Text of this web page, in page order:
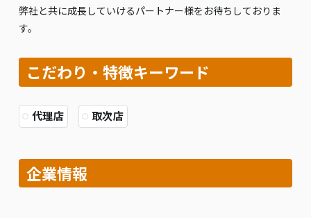
弊社と共に成長していけるパートナー様をお待ちしておりま
す。
こだわり・特徴キーワード
代理店 取次店
企業情報